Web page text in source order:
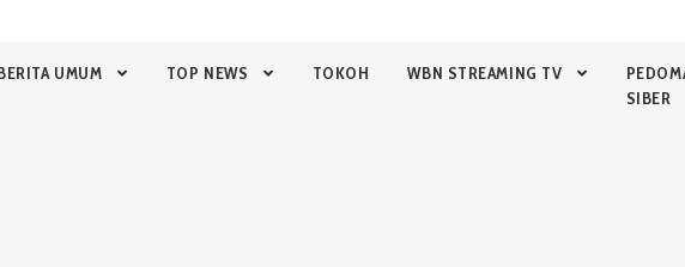
UMUM TOP NEWS TOKOH WBN STREAMING TV
SIBER